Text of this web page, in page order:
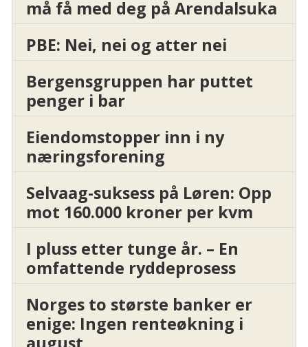
må få med deg på Arendalsuka
PBE: Nei, nei og atter nei
Bergensgruppen har puttet
penger i bar
Eiendomstopper inn i ny
næringsforening
Selvaag-suksess på Løren: Opp
mot 160.000 kroner per kvm
I pluss etter tunge år. – En
omfattende ryddeprosess
Norges to største banker er
enige: Ingen renteøkning i